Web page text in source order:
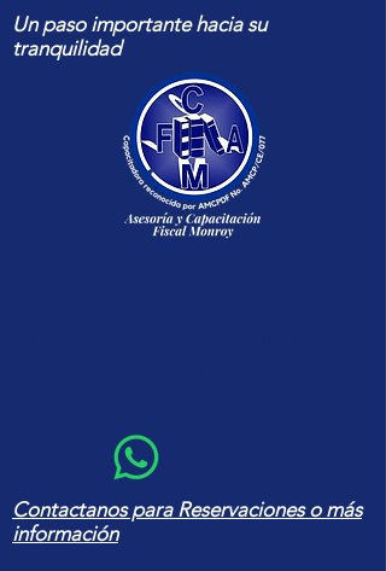
Un paso importante hacia su
tranquilidad
Contactanos para Reservaciones o más
información